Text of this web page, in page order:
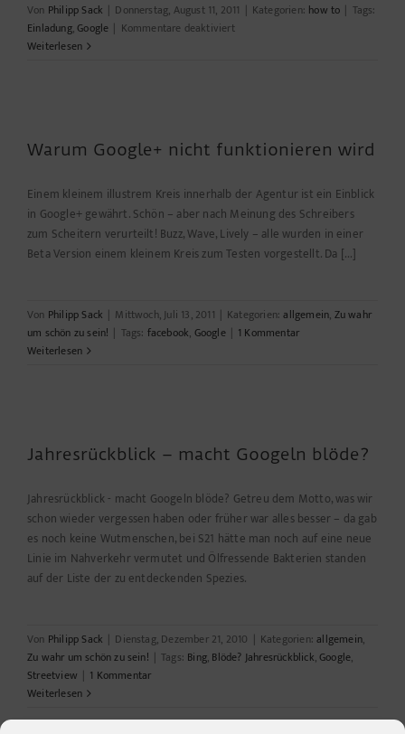
Von Philipp Sack | Donnerstag, August 11, 2011 | Kategorien: how to | Tags:
Einladung,Google | Kommentare deaktiviertfür
Weiterlesen
Warum Google+ nicht funktionieren wird
Einem kleinem illustrem Kreis innerhalb der Agentur ist ein Einblick
in Google+ gewährt. Schön – aber nach Meinung des Schreibers
zum Scheitern verurteilt! Buzz, Wave, Lively – alle wurden in einer
Beta Version einem kleinem Kreis zum Testen vorgestellt. Da [...]
Von Philipp Sack | Mittwoch, Juli 13, 2011 | Kategorien:allgemein, Zu wahr
um schön zu sein! | Tags: facebook, Google | 1 Kommentar
Weiterlesen
Jahresrückblick – macht Googeln blöde?
Jahresrückblick - macht Googeln blöde? Getreu dem Motto, was wir
schon wieder vergessen haben oder früher war alles besser – da gab
es noch keine Wutmenschen, bei S21 hätte man noch auf eine neue
Linie im Nahverkehr vermutet und Ölfressende Bakterien standen
auf der Liste der zu entdeckenden Spezies.
Von Philipp Sack | Dienstag, Dezember 21, 2010 | Kategorien:allgemein,
Zu wahr um schön zu sein! | Tags: Bing, Blöde? Jahresrückblick,Google,
Streetview | 1 Kommentar
Weiterlesen